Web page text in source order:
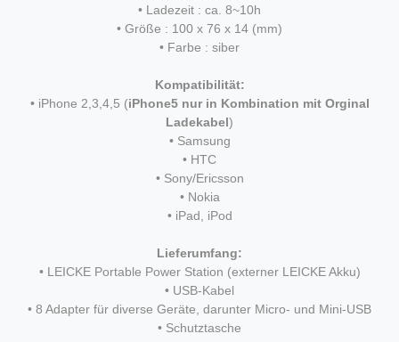
• Ladezeit : ca. 8~10h
• Größe : 100 x 76 x 14 (mm)
• Farbe : siber
Kompatibilität:
• iPhone 2,3,4,5 (iPhone5 nur in Kombination mit Orginal
Ladekabel)
• Samsung
• HTC
• Sony/Ericsson
• Nokia
• iPad, iPod
Lieferumfang:
• LEICKE Portable Power Station (externer LEICKE Akku)
• USB-Kabel
• 8 Adapter für diverse Geräte, darunter Micro- und Mini-USB
• Schutztasche